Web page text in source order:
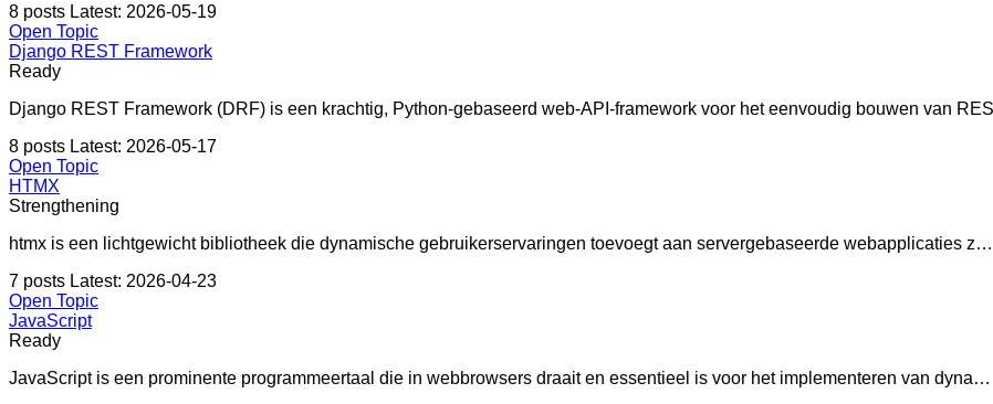
8 posts Latest: 2026-05-19
Open Topic
Django REST Framework
Ready
Django REST Framework (DRF) is een krachtig, Python-gebaseerd web-API-framework voor het eenvoudig bouwen van
8 posts Latest: 2026-05-17
Open Topic
HTMX
Strengthening
htmx is een lichtgewicht bibliotheek die dynamische gebruikerservaringen toevoegt aan servergebaseerde webapplicaties z…
7 posts Latest: 2026-04-23
Open Topic
JavaScript
Ready
JavaScript is een prominente programmeertaal die in webbrowsers draait en essentieel is voor het implementeren van dyna…